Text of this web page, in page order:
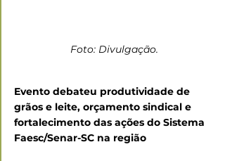
Foto: Divulgação.
Evento debateu produtividade de
grãos e leite, orçamento sindical e
fortalecimento das ações do Sistema
Faesc/Senar-SC na região